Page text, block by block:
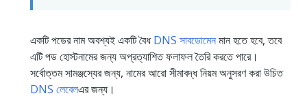
একটি পডের নাম অবশ্যই একটি বৈধDNS সাবডোমেনমান হতে হবে, তবে
এটি পড হোস্টনামের জন্য অপ্রত্যাশিত ফলাফল তৈরি করতে পারে।
সর্বোত্তম সামঞ্জস্যের জন্য, নামের আরো সীমাবদ্ধ নিয়ম অনুসরণ করা উচিত
DNS লেবেলএর জন্য।